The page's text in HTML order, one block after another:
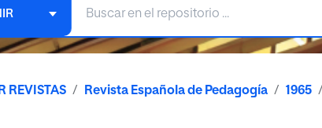
REVISTAS Revista Española de Pedagogía 1965